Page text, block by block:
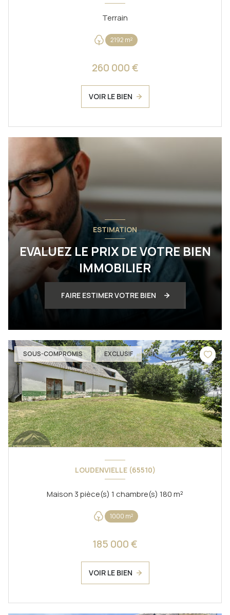
Terrain
2192 m²
260 000 €
VOIR LE BIEN
ESTIMATION
EVALUEZ LE PRIX DE VOTRE BIEN
IMMOBILIER
FAIRE ESTIMER VOTRE BIEN
SOUS-COMPROMIS EXCLUSIF
LOUDENVIELLE (65510)
Maison 3 pièce(s) 1 chambre(s) 180 m²
1000 m²
185 000 €
VOIR LE BIEN